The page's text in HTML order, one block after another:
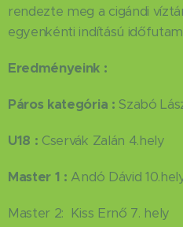
rendezte meg a cigándi
egyenkénti indítású
Eredményeink :
Páros kategória : Szabó
U18 : Cservák Zalán 4.hely
Master 1 : Andó Dávid
Master 2: Kiss Ernő 7. hely